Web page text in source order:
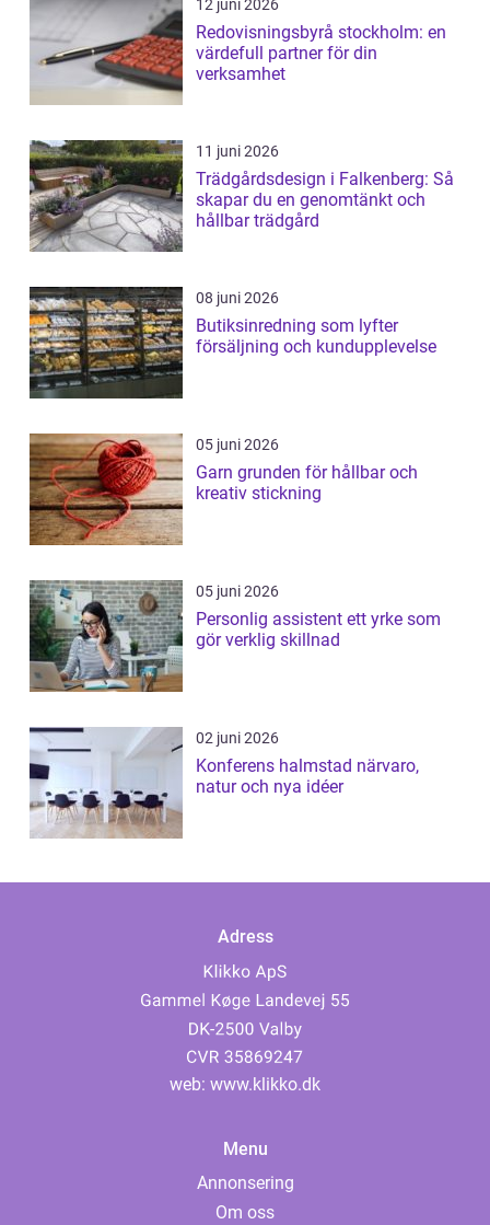
12 juni 2026
Redovisningsbyrå stockholm: en
värdefull partner för din
verksamhet
11 juni 2026
Trädgårdsdesign i Falkenberg: Så
skapar du en genomtänkt och
hållbar trädgård
08 juni 2026
Butiksinredning som lyfter
försäljning och kundupplevelse
05 juni 2026
Garn grunden för hållbar och
kreativ stickning
05 juni 2026
Personlig assistent ett yrke som
gör verklig skillnad
02 juni 2026
Konferens halmstad närvaro,
natur och nya idéer
Adress
web: www.klikko.dk
Menu
Annonsering
Om oss